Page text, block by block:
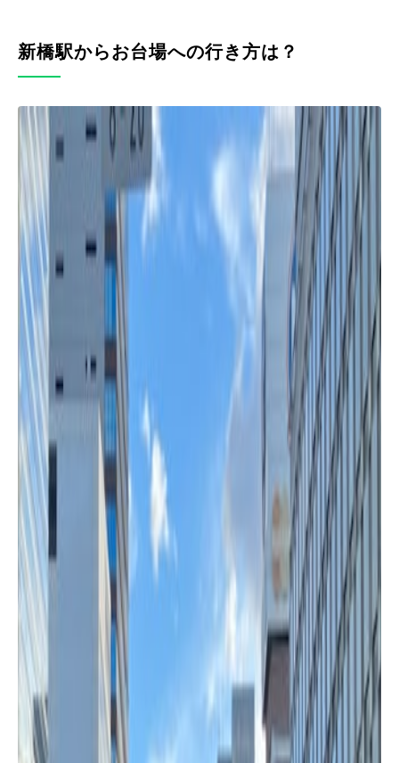
新橋駅からお台場への行き方は？